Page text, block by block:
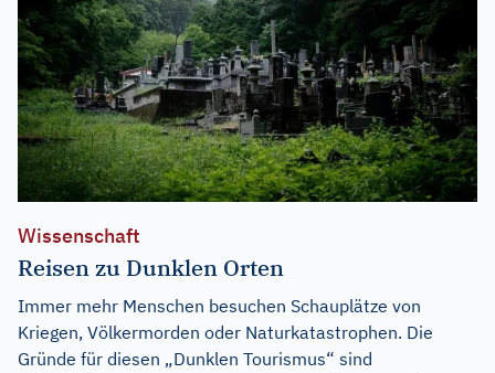
Wissenschaft
Reisen zu Dunklen Orten
Immer mehr Menschen besuchen Schauplätze von
Kriegen, Völkermorden oder Naturkatastrophen. Die
Gründe für diesen „Dunklen Tourismus“ sind